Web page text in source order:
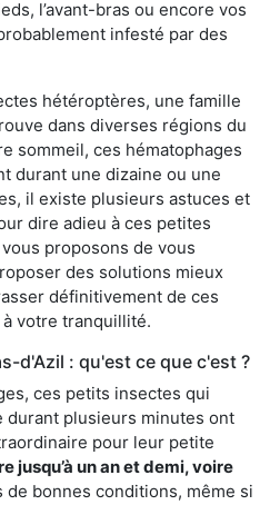
l’avant-bras ou encore vos
infesté par des
hétéroptères, une famille
dans diverses régions du
sommeil, ces hématophages
durant une dizaine ou une
il existe plusieurs astuces et
dire adieu à ces petites
proposons de vous
des solutions mieux
définitivement de ces
votre tranquillité.
d'Azil : qu'est ce que c'est ?
ces petits insectes qui
durant plusieurs minutes ont
pour leur petite
jusqu’à un an et demi, voire
de bonnes conditions, même si